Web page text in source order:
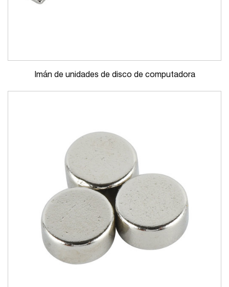
Imán de unidades de disco de computadora